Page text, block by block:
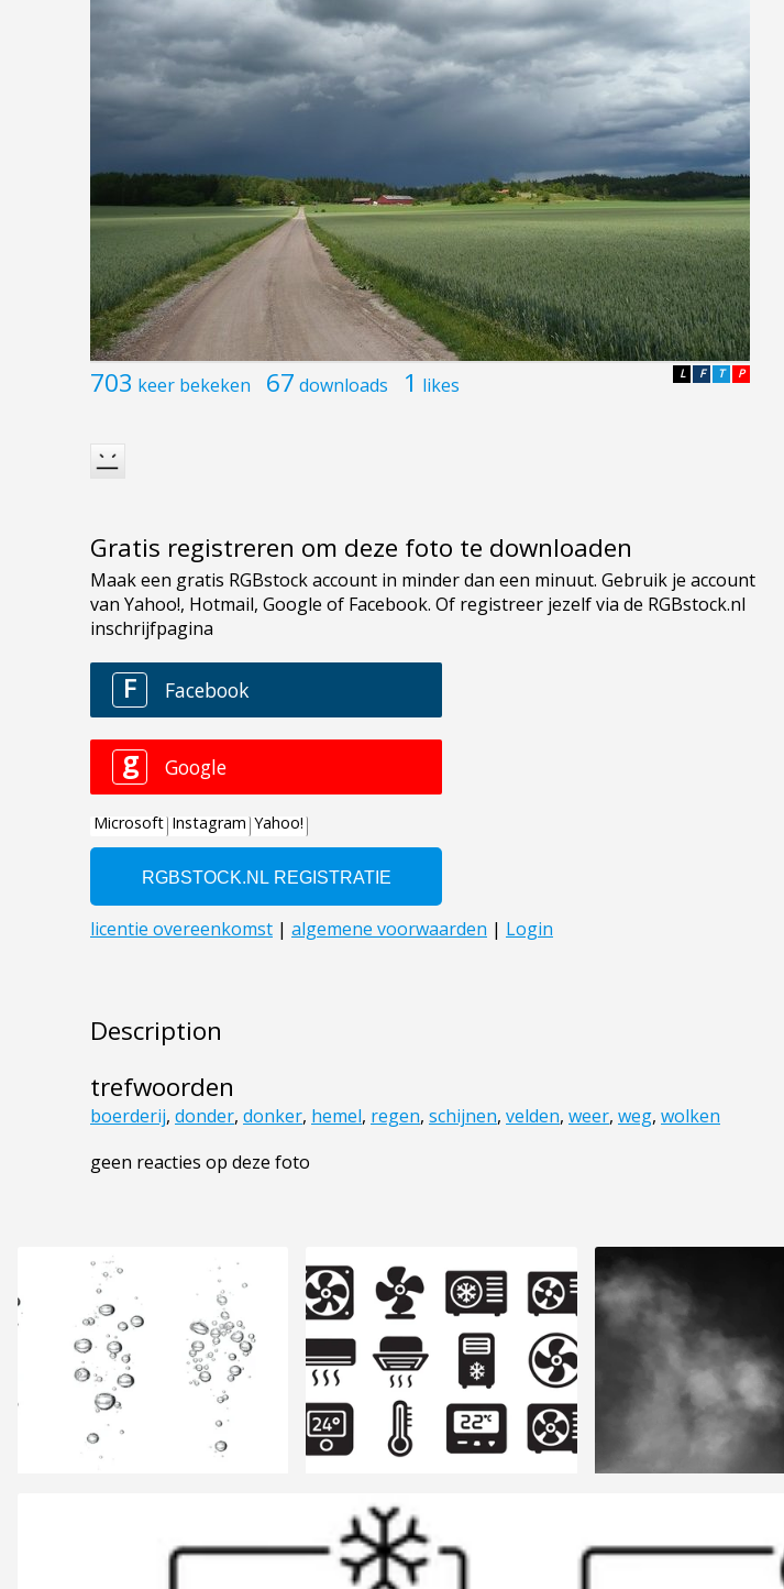
703 keer bekeken 67 downloads 1 likes P
T
F
L
Gratis registreren om deze foto te downloaden
Description
trefwoorden
boerderij, donder, donker, hemel, regen, schijnen, velden, weer, weg, wolken
geen reacties op deze foto